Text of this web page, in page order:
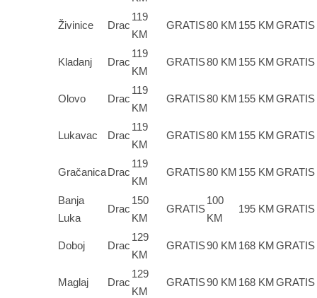
Živinice Drac
119
KM
GRATIS80 KM 155 KMGRATIS
Kladanj Drac
119
KM
GRATIS80 KM 155 KMGRATIS
Olovo Drac
119
KM
GRATIS80 KM 155 KMGRATIS
Lukavac Drac
119
KM
GRATIS80 KM 155 KMGRATIS
GračanicaDrac
119
KM
GRATIS80 KM 155 KMGRATIS
Banja
Luka
Drac
150
KM
GRATIS
100
KM
195 KMGRATIS
Doboj Drac
129
KM
GRATIS90 KM 168 KMGRATIS
Maglaj Drac
129
KM
GRATIS90 KM 168 KMGRATIS